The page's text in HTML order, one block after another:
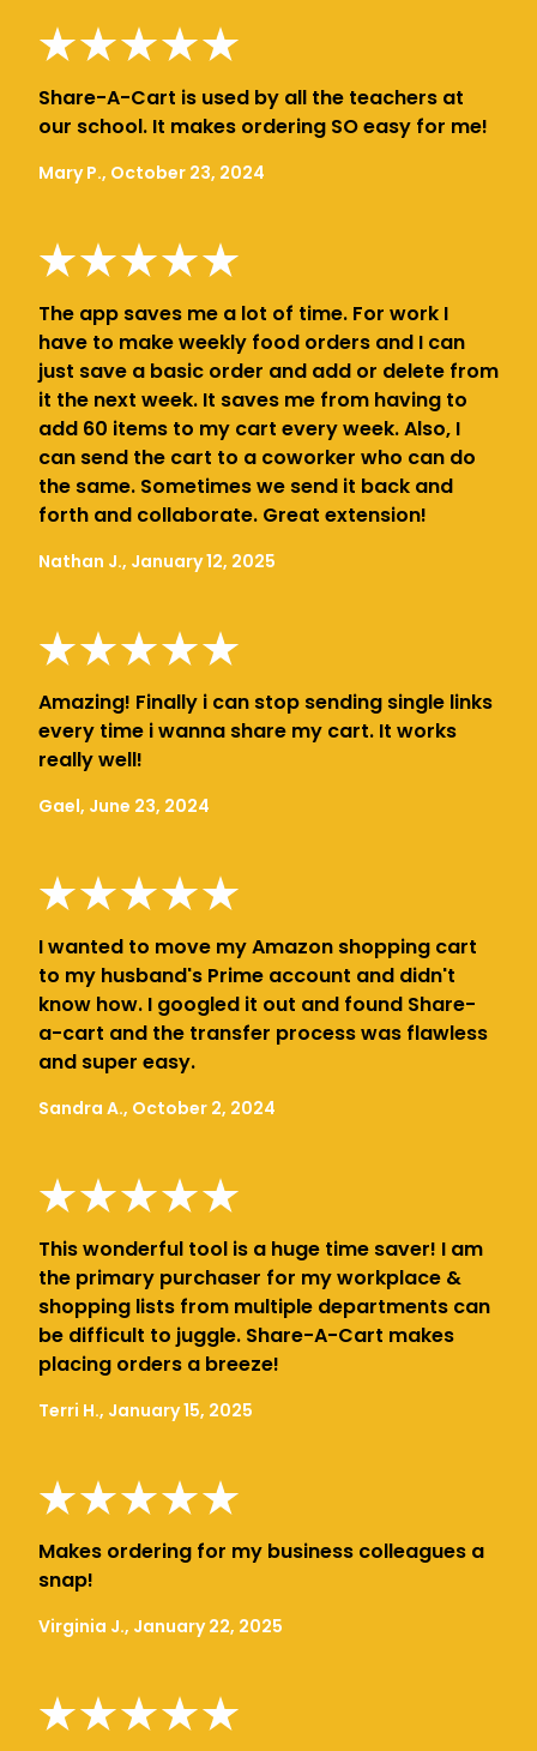
Share-A-Cart is used by all the teachers at
our school. It makes ordering SO easy for me!
Mary P., October 23, 2024
The app saves me a lot of time. For work I
have to make weekly food orders and I can
just save a basic order and add or delete from
it the next week. It saves me from having to
add 60 items to my cart every week. Also, I
can send the cart to a coworker who can do
the same. Sometimes we send it back and
forth and collaborate. Great extension!
Nathan J., January 12, 2025
Amazing! Finally i can stop sending single links
every time i wanna share my cart. It works
really well!
Gael, June 23, 2024
I wanted to move my Amazon shopping cart
to my husband's Prime account and didn't
know how. I googled it out and found Share-
a-cart and the transfer process was flawless
and super easy.
Sandra A., October 2, 2024
This wonderful tool is a huge time saver! I am
the primary purchaser for my workplace &
shopping lists from multiple departments can
be difficult to juggle. Share-A-Cart makes
placing orders a breeze!
Terri H., January 15, 2025
Makes ordering for my business colleagues a
snap!
Virginia J., January 22, 2025